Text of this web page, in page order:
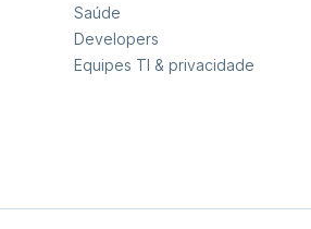
Saúde
Developers
Equipes TI & privacidade